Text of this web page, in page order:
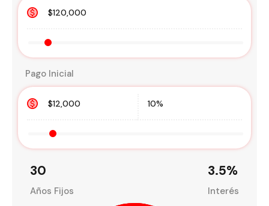
Pago Inicial
30
Años Fijos
3.5%
Interés